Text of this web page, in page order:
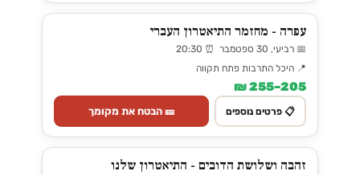
עפרה - מחזמר התיאטרון העברי
📅 רביעי, 30 ספטמבר ⏰ 20:30
📍 היכל התרבות פתח תקווה
205–255 ₪
📋 פרטים נוספים 🎫 הבטח את מקומך
זהבה ושלושת הדובים - התיאטרון שלנו